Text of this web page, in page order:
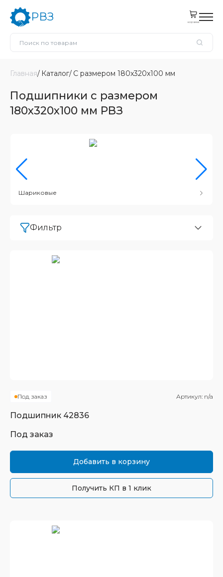
РВЗ корзина
Главная Каталог С размером 180x320x100 мм
Подшипники с размером
180x320x100 мм РВЗ
Шариковые
Фильтр
Под заказ Артикул: n/a
Подшипник 42836
Под заказ
Добавить в корзину
Получить КП в 1 клик